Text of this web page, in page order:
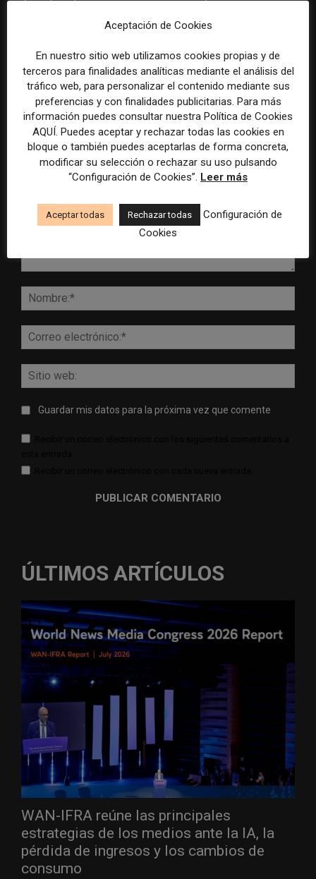
fidelizar lectores y reducir
externo
en 2026
DEJA UNA RESPUESTA
Guardar mis datos para la próxima vez que comente
ÚLTIMOS ARTÍCULOS
WAN-IFRA reúne las principales
estrategias de los medios ante la IA, la
pérdida de ingresos y los cambios de
consumo
Aceptación de Cookies
En nuestro sitio web utilizamos cookies propias y de
terceros para finalidades analíticas mediante el análisis del
tráfico web, para personalizar el contenido mediante sus
preferencias y con finalidades publicitarias. Para más
información puedes consultar nuestra Política de Cookies
AQUÍ. Puedes aceptar y rechazar todas las cookies en
bloque o también puedes aceptarlas de forma concreta,
modificar su selección o rechazar su uso pulsando
“Configuración de Cookies”. Leer más
Aceptar todas Rechazar todas
Configuración de
Cookies